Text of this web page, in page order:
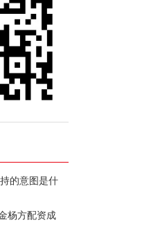
的意图是什
杨方配资成